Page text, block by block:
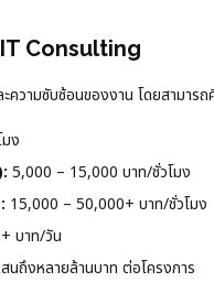
Consulting
วามซับซ้อนของงาน โดยสามาร
ง
5,000 – 15,000 บาท/ชั่วโมง
15,000 – 50,000+ บาท/ชั่วโมง
บาท/วัน
นถึงหลายล้านบาท ต่อโครงการ